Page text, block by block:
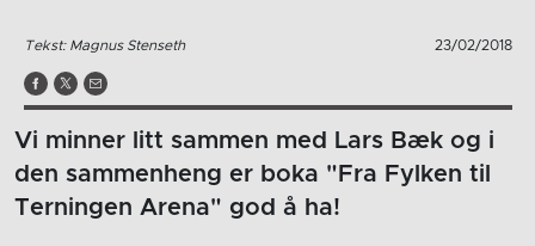
Tekst: Magnus Stenseth 23/02/2018
Vi minner litt sammen med Lars Bæk og i
den sammenheng er boka "Fra Fylken til
Terningen Arena" god å ha!